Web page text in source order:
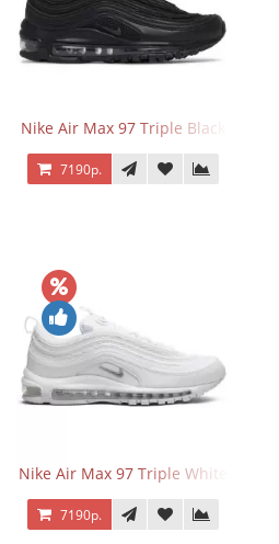
Nike Air Max 97 Triple Black
7190р.
Nike Air Max 97 Triple White
7190р.